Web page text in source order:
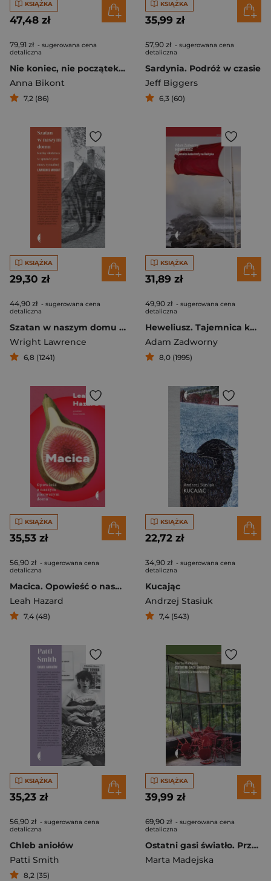
KSIĄŻKA
47,48 zł
79,91 zł - sugerowana cena
detaliczna
Nie koniec, nie początek. Powojenne wybory polskich Żydów
Anna Bikont
7,2 (86)
KSIĄŻKA
35,99 zł
57,90 zł - sugerowana cena
detaliczna
Sardynia. Podróż w czasie
Jeff Biggers
6,3 (60)
KSIĄŻKA
29,30 zł
44,90 zł - sugerowana cena
detaliczna
Szatan w naszym domu Kulisy śledztwa w sprawie przemocy rytualnej
Wright Lawrence
6,8 (1241)
KSIĄŻKA
31,89 zł
49,90 zł - sugerowana cena
detaliczna
Heweliusz. Tajemnica katastrofy na Bałtyku
Adam Zadworny
8,0 (1995)
KSIĄŻKA
35,53 zł
56,90 zł - sugerowana cena
detaliczna
Macica. Opowieść o naszym pierwszym domu
Leah Hazard
7,4 (48)
KSIĄŻKA
22,72 zł
34,90 zł - sugerowana cena
detaliczna
Kucając
Andrzej Stasiuk
7,4 (543)
KSIĄŻKA
35,23 zł
56,90 zł - sugerowana cena
detaliczna
Chleb aniołów
Patti Smith
8,2 (35)
KSIĄŻKA
39,99 zł
69,90 zł - sugerowana cena
detaliczna
Ostatni gasi światło. Przypowieści o transformacj
Marta Madejska